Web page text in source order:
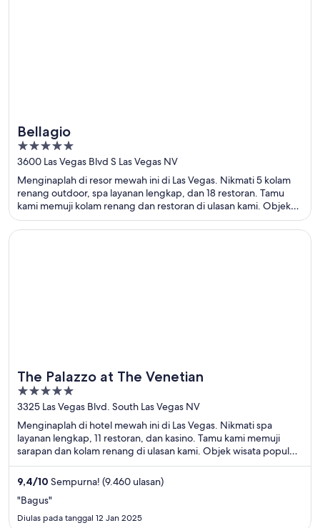
Bellagio
5
out
of
5
3600 Las Vegas Blvd S Las Vegas NV
Menginaplah di resor mewah ini di Las Vegas. Nikmati 5 kolam
renang outdoor, spa layanan lengkap, dan 18 restoran. Tamu
kami memuji kolam renang dan restoran di ulasan kami. Objek
wisata populer seperti Kasino Bellagio dan Air Mancur Bellagio
berada di dekat properti.
The Palazzo at The Venetian
5
out
of
5
3325 Las Vegas Blvd. South Las Vegas NV
Menginaplah di hotel mewah ini di Las Vegas. Nikmati spa
layanan lengkap, 11 restoran, dan kasino. Tamu kami memuji
sarapan dan kolam renang di ulasan kami. Objek wisata populer
seperti Kasino The Venetian dan The Linq berada di dekat
properti.
9,4/10 Sempurna! (9.460 ulasan)
"Bagus"
Diulas pada tanggal 12 Jan 2025
Terbuka di jendela baru
The Palazzo at The Venetian